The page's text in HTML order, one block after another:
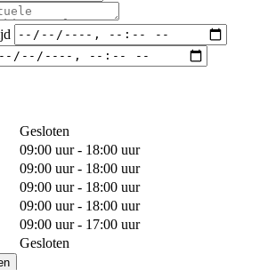
Gesloten
09:00 uur - 18:00 uur
09:00 uur - 18:00 uur
09:00 uur - 18:00 uur
09:00 uur - 18:00 uur
09:00 uur - 17:00 uur
Gesloten